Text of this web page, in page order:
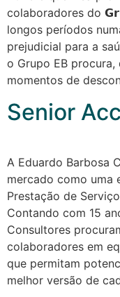
colaboradores do
longos períodos
prejudicial para a
o Grupo EB
momentos de
Senior
A Eduardo Barbosa
mercado como uma
Prestação de
Contando com 15
Consultores
colaboradores em
que permitam
melhor versão de